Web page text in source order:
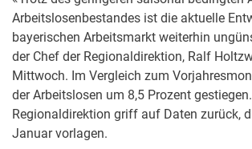
Arbeitslosenbestandes ist die aktuelle
bayerischen Arbeitsmarkt weiterhin
der Chef der Regionaldirektion, Ralf
Mittwoch. Im Vergleich zum
der Arbeitslosen um 8,5 Prozent
Regionaldirektion griff auf Daten zurück,
Januar vorlagen.